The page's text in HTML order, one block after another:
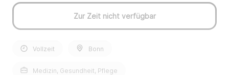
Zur Zeit nicht verfügbar
Vollzeit Bonn
Medizin, Gesundheit, Pflege